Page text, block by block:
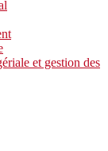
et gestion des